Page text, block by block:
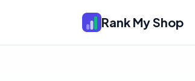
Rank My Shop